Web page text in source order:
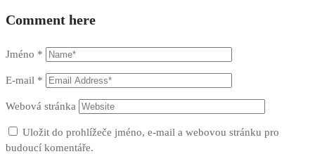
Comment here
Jméno *
E-mail *
Webová stránka
Uložit do prohlížeče jméno, e-mail a webovou stránku pro
budoucí komentáře.